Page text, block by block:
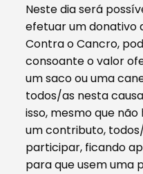
Neste dia será
efetuar um donativo
Contra o Cancro,
consoante o valor
um saco ou uma
todos/as nesta
isso, mesmo que
um contributo,
participar, ficando
para que usem uma